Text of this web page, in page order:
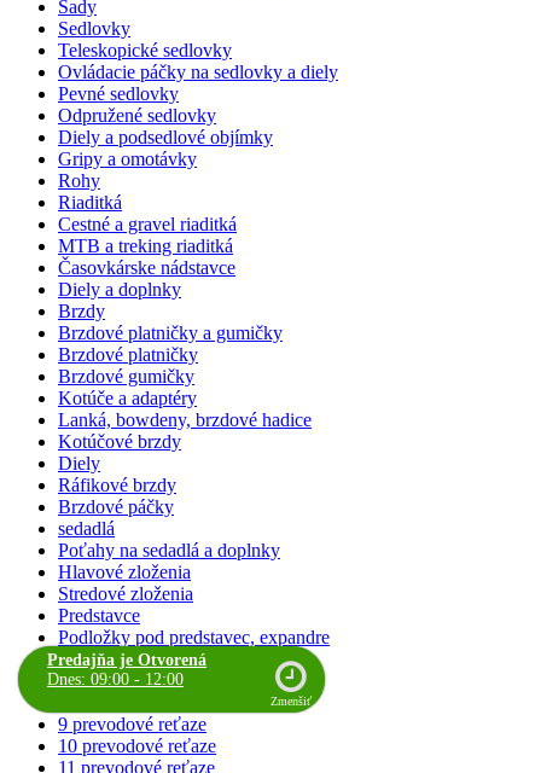
Sady
Sedlovky
Teleskopické sedlovky
Ovládacie páčky na sedlovky a diely
Pevné sedlovky
Odpružené sedlovky
Diely a podsedlové objímky
Gripy a omotávky
Rohy
Riaditká
Cestné a gravel riaditká
MTB a treking riaditká
Časovkárske nádstavce
Diely a doplnky
Brzdy
Brzdové platničky a gumičky
Brzdové platničky
Brzdové gumičky
Kotúče a adaptéry
Lanká, bowdeny, brzdové hadice
Kotúčové brzdy
Diely
Ráfikové brzdy
Brzdové páčky
sedadlá
Poťahy na sedadlá a doplnky
Hlavové zloženia
Stredové zloženia
Predstavce
Podložky pod predstavec, expandre
reťaze
1 prevodové reťaze
9 prevodové reťaze
10 prevodové reťaze
11 prevodové reťaze
Predajňa je Otvorená
Dnes: 09:00 - 12:00
Zmenšiť